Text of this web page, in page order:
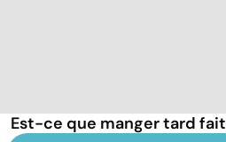
Est-ce que manger tard